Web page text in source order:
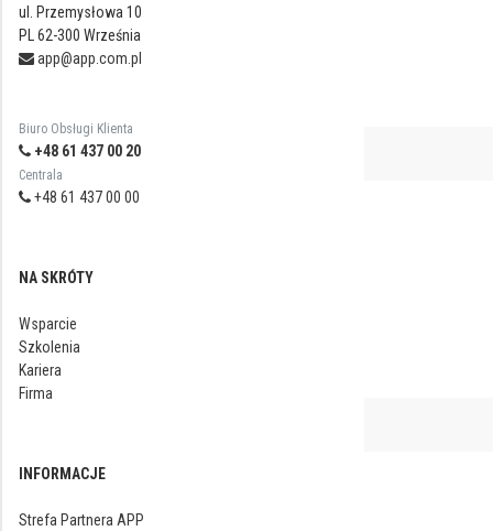
ul. Przemysłowa 10
PL 62-300 Września
app@app.com.pl
Biuro Obsługi Klienta
+48 61 437 00 20
Centrala
+48 61 437 00 00
NA SKRÓTY
Wsparcie
Szkolenia
Kariera
Firma
INFORMACJE
Strefa Partnera APP